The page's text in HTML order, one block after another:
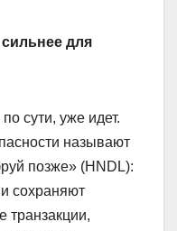
для
сути, уже идет.
называют
позже» (HNDL):
сохраняют
транзакции,